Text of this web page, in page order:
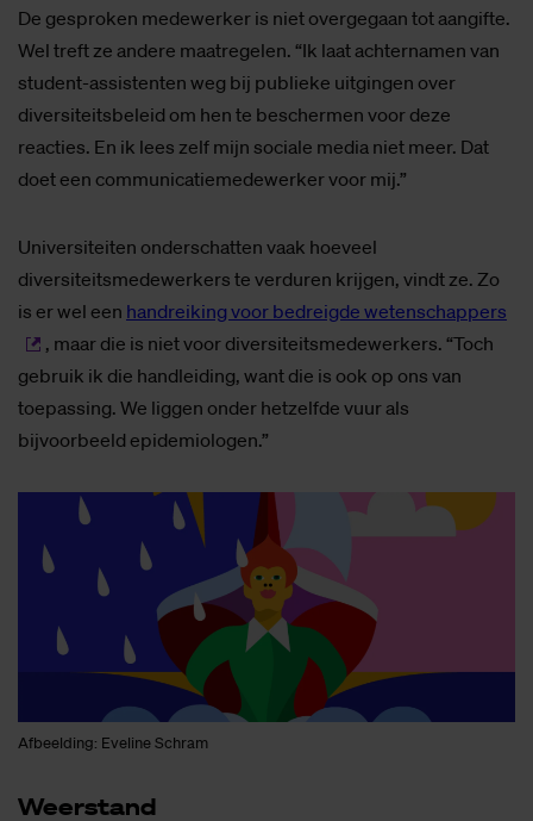
De gesproken medewerker is niet overgegaan tot aangifte.
Wel treft ze andere maatregelen. “Ik laat achternamen van
student-assistenten weg bij publieke uitgingen over
diversiteitsbeleid om hen te beschermen voor deze
reacties. En ik lees zelf mijn sociale media niet meer. Dat
doet een communicatiemedewerker voor mij.”
Universiteiten onderschatten vaak hoeveel
diversiteitsmedewerkers te verduren krijgen, vindt ze. Zo
is er wel een handreiking voor bedreigde wetenschappers
, maar die is niet voor diversiteitsmedewerkers. “Toch
gebruik ik die handleiding, want die is ook op ons van
toepassing. We liggen onder hetzelfde vuur als
bijvoorbeeld epidemiologen.”
Afbeelding: Eveline Schram
Weer­stand